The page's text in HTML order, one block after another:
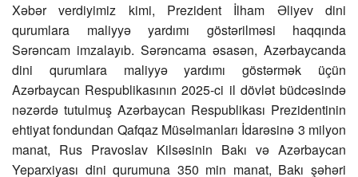
Xəbər verdiyimiz kimi, Prezident İlham Əliyev dini
qurumlara maliyyə yardımı göstərilməsi haqqında
Sərəncam imzalayıb. Sərəncama əsasən, Azərbaycanda
dini qurumlara maliyyə yardımı göstərmək üçün
Azərbaycan Respublikasının 2025-ci il dövlət büdcəsində
nəzərdə tutulmuş Azərbaycan Respublikası Prezidentinin
ehtiyat fondundan Qafqaz Müsəlmanları İdarəsinə 3 milyon
manat, Rus Pravoslav Kilsəsinin Bakı və Azərbaycan
Yeparxiyası dini qurumuna 350 min manat, Bakı şəhəri